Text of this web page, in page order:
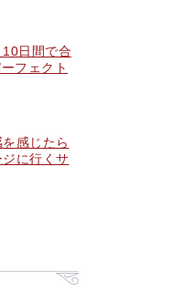
10日間で合
フェクト
感じたら
に行くサ